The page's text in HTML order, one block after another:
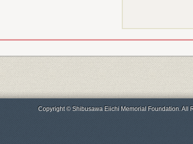
Copyright © Shibusawa Eiichi Memorial Foundation. All